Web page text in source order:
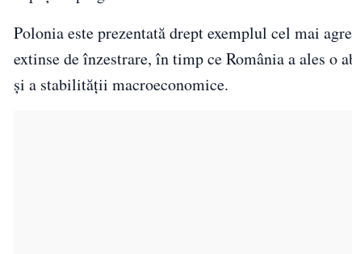
Polonia este prezentată drept exemplul cel mai
extinse de înzestrare, în timp ce România a ales
și a stabilității macroeconomice.